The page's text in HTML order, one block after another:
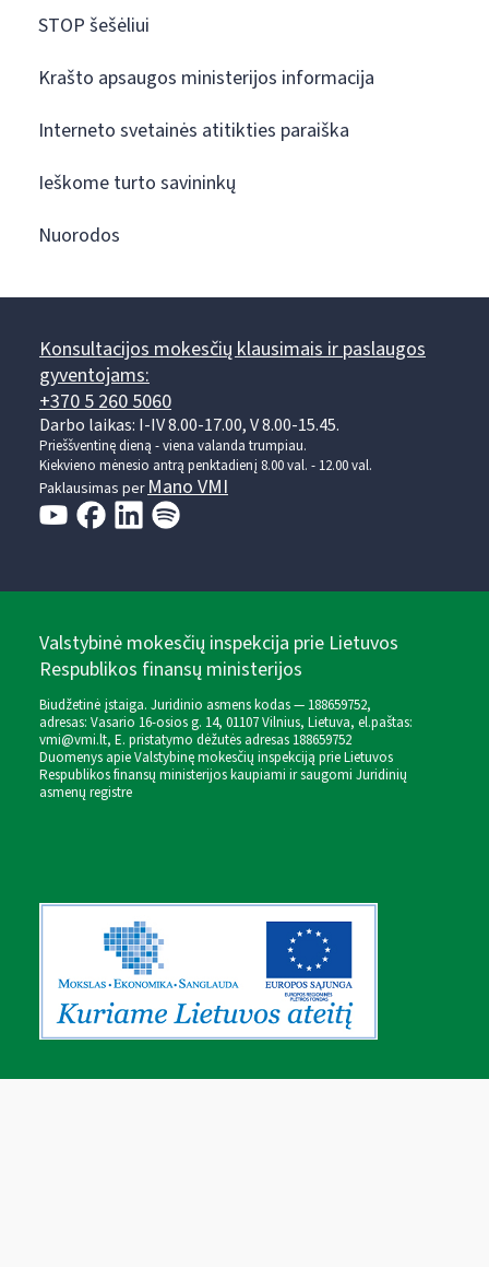
STOP šešėliui
Krašto apsaugos ministerijos informacija
Interneto svetainės atitikties paraiška
Ieškome turto savininkų
Nuorodos
Konsultacijos mokesčių klausimais ir paslaugos
gyventojams:
+370 5 260 5060
Darbo laikas: I-IV 8.00-17.00, V 8.00-15.45.
Prieššventinę dieną - viena valanda trumpiau.
Kiekvieno mėnesio antrą penktadienį 8.00 val. - 12.00 val.
Paklausimas per Mano VMI
Valstybinė mokesčių inspekcija prie Lietuvos
Respublikos finansų ministerijos
Biudžetinė įstaiga. Juridinio asmens kodas — 188659752,
adresas: Vasario 16-osios g. 14, 01107 Vilnius, Lietuva, el.paštas:
vmi@vmi.lt, E. pristatymo dėžutės adresas 188659752
Duomenys apie Valstybinę mokesčių inspekciją prie Lietuvos
Respublikos finansų ministerijos kaupiami ir saugomi Juridinių
asmenų registre